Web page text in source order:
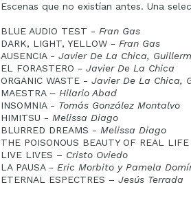
Escenas que no existían antes. Una
BLUE AUDIO TEST - Fran Gas
DARK, LIGHT, YELLOW - Fran Gas
AUSENCIA - Javier De La Chica,
EL FORASTERO - Javier De La Chica
ORGANIC WASTE - Javier De La Chica,
MAESTRA – Hilario Abad
INSOMNIA - Tomás González Montalvo
HIMITSU - Melissa Diago
BLURRED DREAMS - Melissa Diago
THE POISONOUS BEAUTY OF REAL
LIVE LIVES – Cristo Oviedo
LA PAUSA - Eric Morbito y Pamela Domí
ETERNAL ESPECTRES – Jesús Terrada